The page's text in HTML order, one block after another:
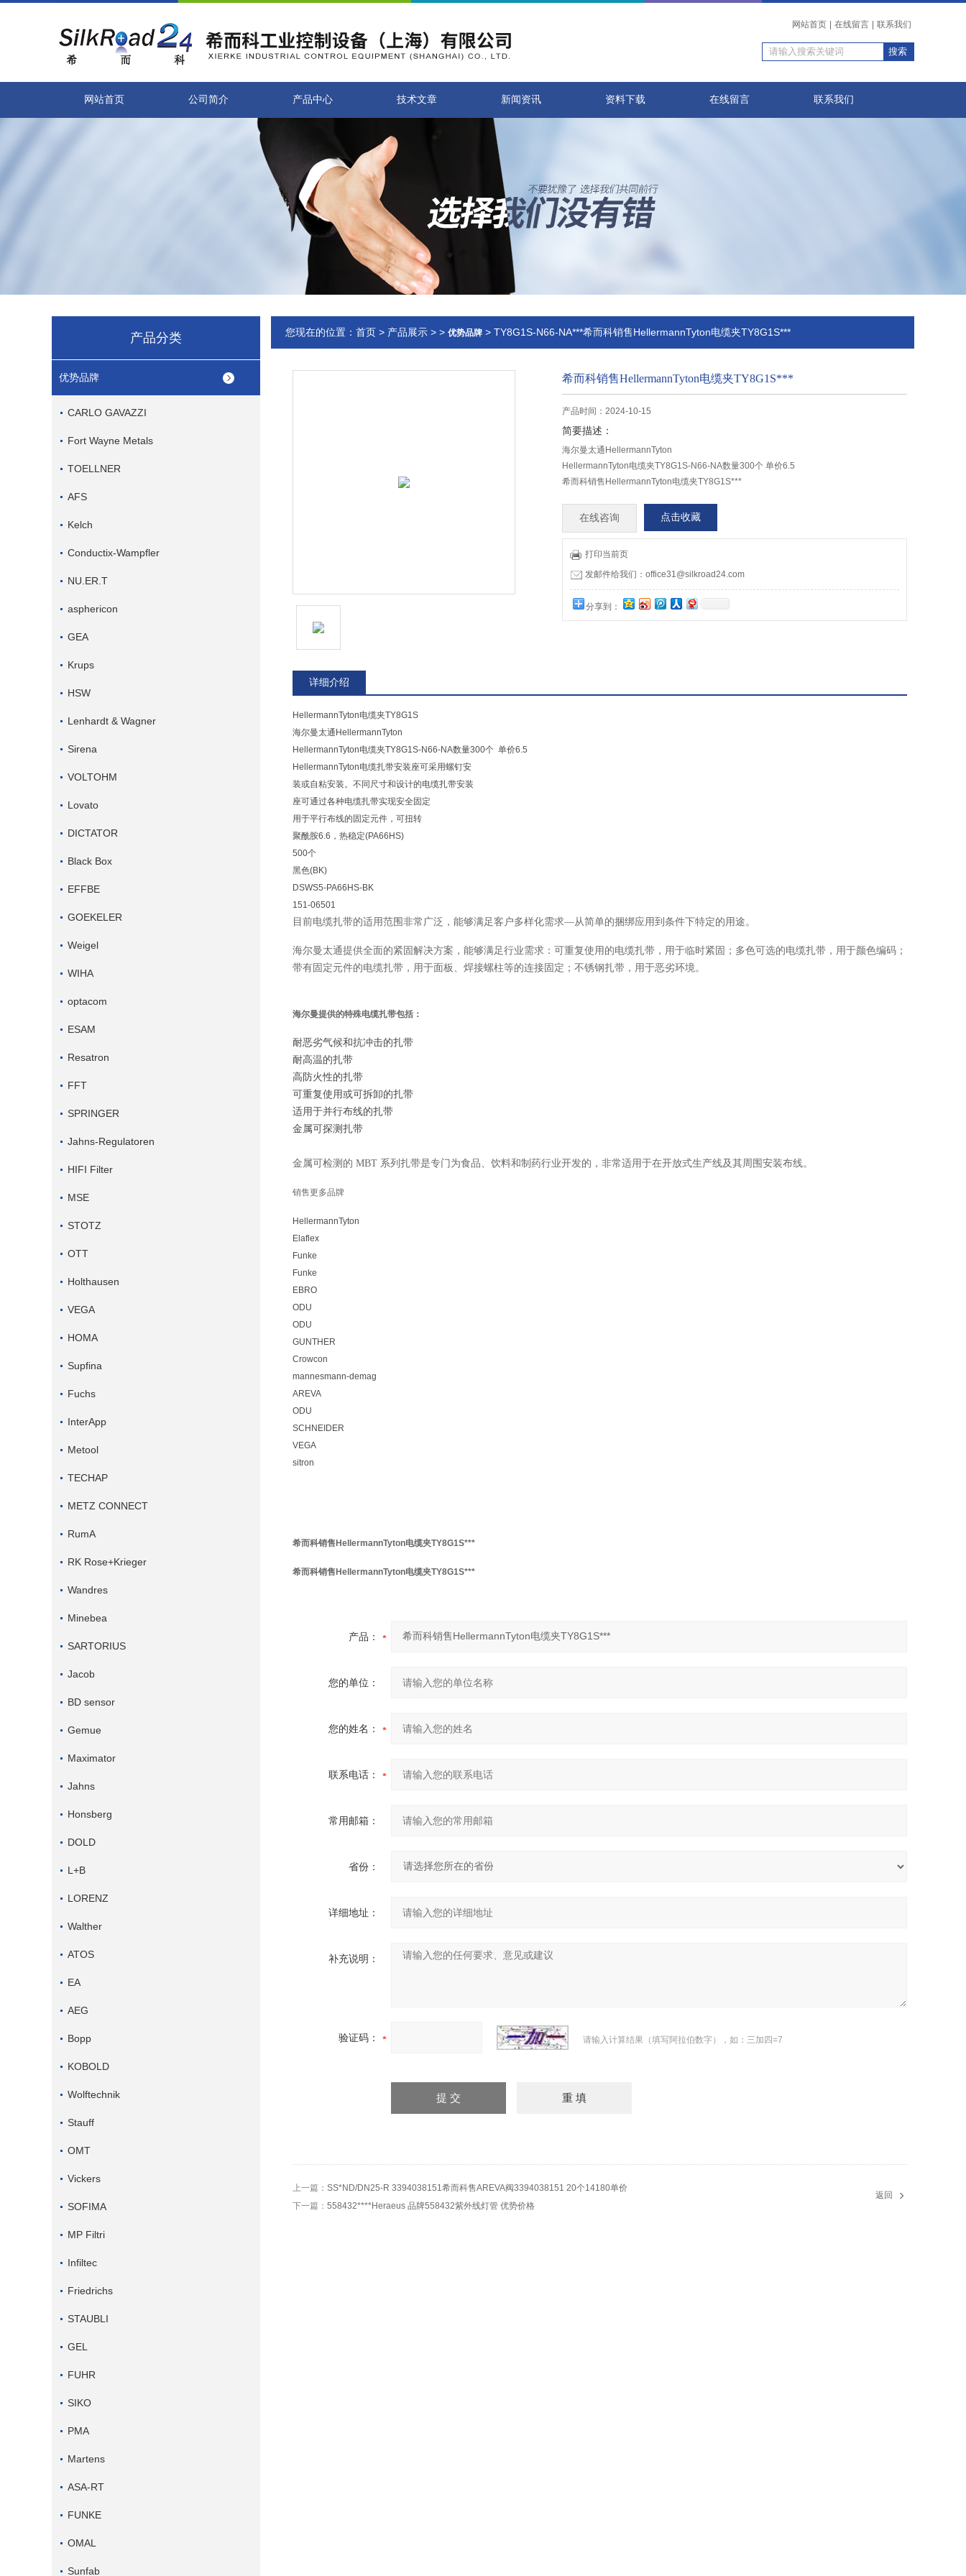
网站首页 在线留言 联系我们
网站首页 公司简介 产品中心 技术文章 新闻资讯 资料下载 在线留言 联系我们
产品分类
优势品牌
CARLO GAVAZZI
Fort Wayne Metals
TOELLNER
AFS
Kelch
Conductix-Wampfler
NU.ER.T
asphericon
GEA
Krups
HSW
Lenhardt & Wagner
Sirena
VOLTOHM
Lovato
DICTATOR
Black Box
EFFBE
GOEKELER
Weigel
WIHA
optacom
ESAM
Resatron
FFT
SPRINGER
Jahns-Regulatoren
HIFI Filter
MSE
STOTZ
OTT
Holthausen
VEGA
HOMA
Supfina
Fuchs
InterApp
Metool
TECHAP
METZ CONNECT
RumA
RK Rose+Krieger
Wandres
Minebea
SARTORIUS
Jacob
BD sensor
Gemue
Maximator
Jahns
Honsberg
DOLD
L+B
LORENZ
Walther
ATOS
EA
AEG
Bopp
KOBOLD
Wolftechnik
Stauff
OMT
Vickers
SOFIMA
MP Filtri
Infiltec
Friedrichs
STAUBLI
GEL
FUHR
SIKO
PMA
Martens
ASA-RT
FUNKE
OMAL
Sunfab
您现在的位置： 首页 > 产品展示 > > 优势品牌 > TY8G1S-N66-NA***希而科销售HellermannTyton电缆夹TY8G1S***
希而科销售HellermannTyton电缆夹TY8G1S***
产品时间：2024-10-15
简要描述：
海尔曼太通HellermannTyton
HellermannTyton电缆夹TY8G1S-N66-NA数量300个 单价6.5
希而科销售HellermannTyton电缆夹TY8G1S***
在线咨询 点击收藏
打印当前页
发邮件给我们：office31@silkroad24.com
分享到：
详细介绍
HellermannTyton电缆夹TY8G1S
海尔曼太通HellermannTyton
HellermannTyton电缆夹TY8G1S-N66-NA数量300个 单价6.5
HellermannTyton电缆扎带安装座可采用螺钉安
装或自粘安装。不同尺寸和设计的电缆扎带安装
座可通过各种电缆扎带实现安全固定
用于平行布线的固定元件，可扭转
聚酰胺6.6，热稳定(PA66HS)
500个
黑色(BK)
DSWS5-PA66HS-BK
151-06501
目前电缆扎带的适用范围非常广泛，能够满足客户多样化需求—从简单的捆绑应用到条件下特定的用途。
海尔曼太通提供全面的紧固解决方案，能够满足行业需求：可重复使用的电缆扎带，用于临时紧固；多色可选的电缆扎带，用于颜色编码；
带有固定元件的电缆扎带，用于面板、焊接螺柱等的连接固定；不锈钢扎带，用于恶劣环境。
海尔曼提供的特殊电缆扎带包括：
耐恶劣气候和抗冲击的扎带
耐高温的扎带
高防火性的扎带
可重复使用或可拆卸的扎带
适用于并行布线的扎带
金属可探测扎带
金属可检测的 MBT 系列扎带是专门为食品、饮料和制药行业开发的，非常适用于在开放式生产线及其周围安装布线。
销售更多品牌
HellermannTyton
Elaflex
Funke
Funke
EBRO
ODU
ODU
GUNTHER
Crowcon
mannesmann-demag
AREVA
ODU
SCHNEIDER
VEGA
sitron
希而科销售HellermannTyton电缆夹TY8G1S***
希而科销售HellermannTyton电缆夹TY8G1S***
产品：
您的单位：
您的姓名：
联系电话：
常用邮箱：
省份：
详细地址：
补充说明：
验证码： 请输入计算结果（填写阿拉伯数字），如：三加四=7
上一篇： SS*ND/DN25-R 3394038151希而科售AREVA阀3394038151 20个14180单价
下一篇： 558432****Heraeus 品牌558432紫外线灯管 优势价格
返回